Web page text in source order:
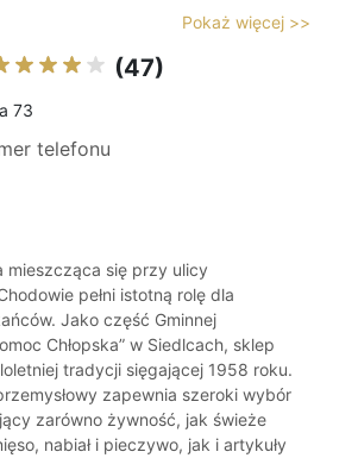
Pokaż więcej >>
(47)
73
telefonu
mieszcząca się przy ulicy
pełni istotną rolę dla
Jako część Gminnej
Chłopska” w Siedlcach, sklep
tradycji sięgającej 1958 roku.
zapewnia szeroki wybór
zarówno żywność, jak świeże
nabiał i pieczywo, jak i artykuły